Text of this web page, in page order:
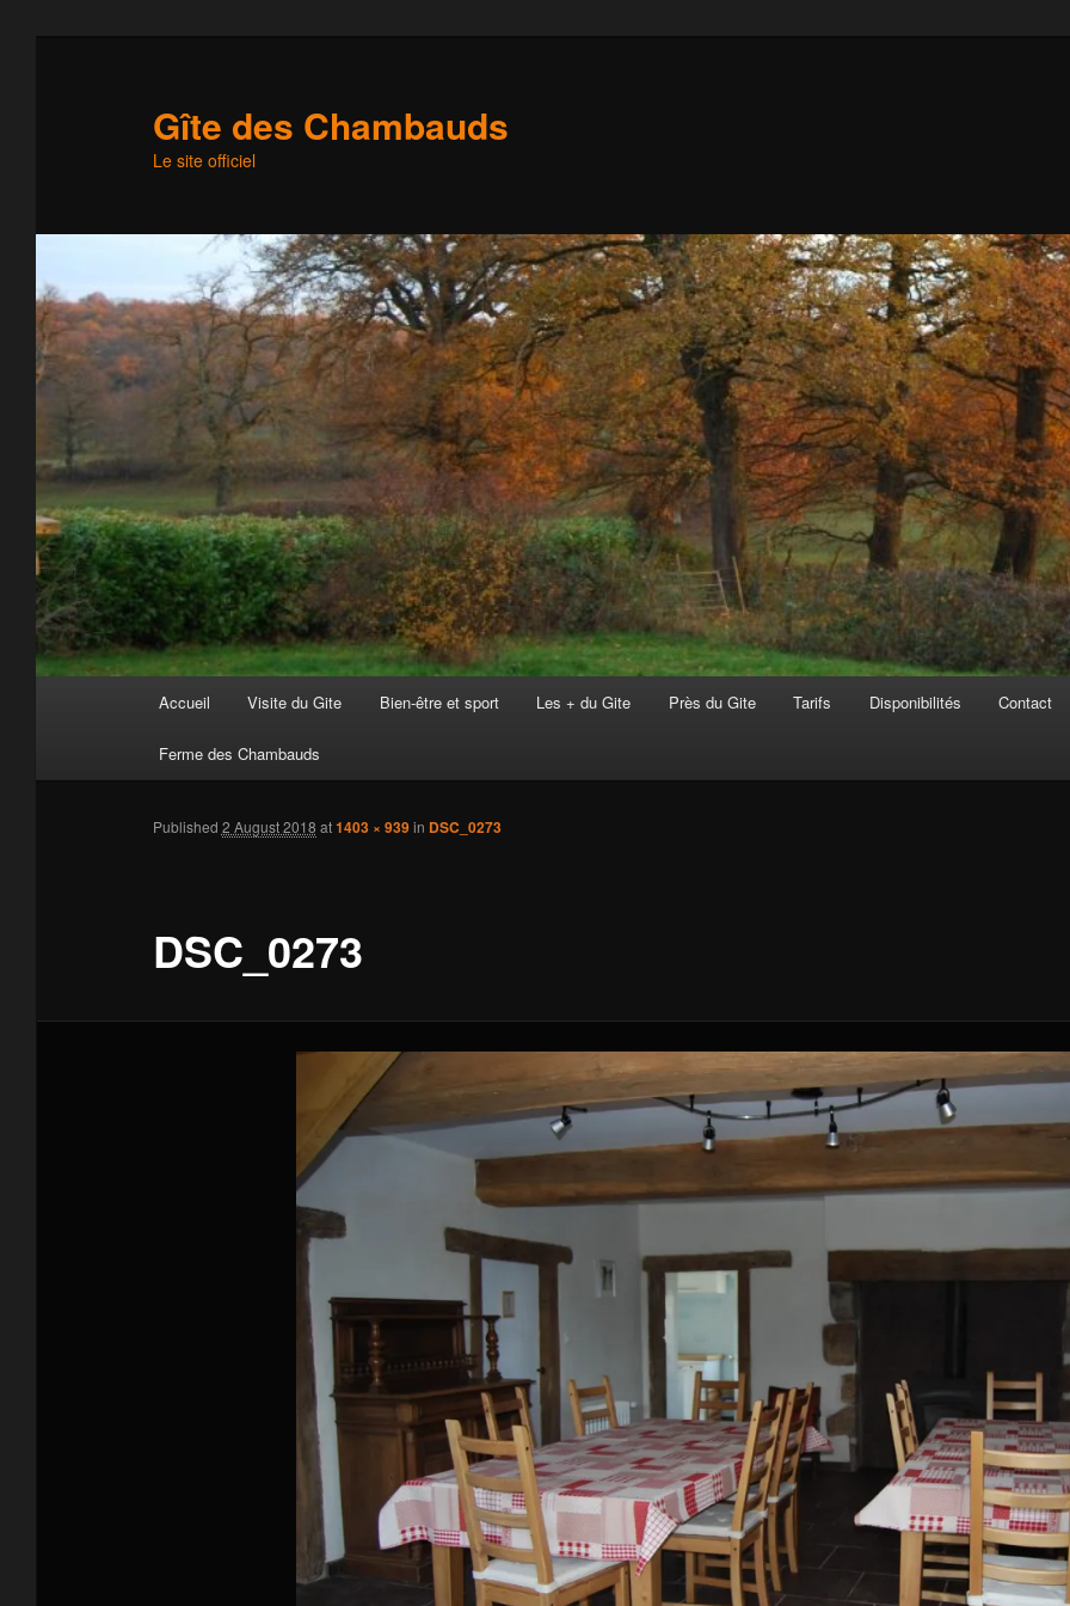
Gîte des Chambauds
Le site officiel
Skip
to
primary
Accueil Visite du Gite Bien-être et sport Les + du Gite Près du Gite Tarifs Disponibilités Contact
Ferme des Chambauds
DSC_0273
Published 2 August 2018 at1403 × 939in DSC_0273